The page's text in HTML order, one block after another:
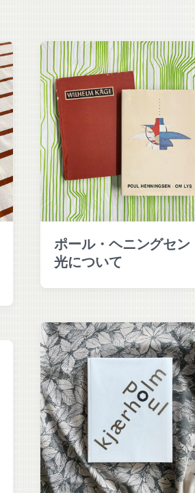
ポール・ヘニングセン
光について